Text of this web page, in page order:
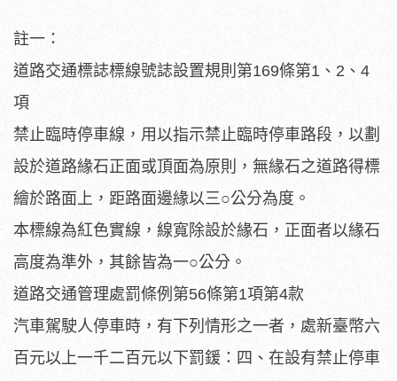
註一：
道路交通標誌標線號誌設置規則第169條第1、2、4
項
禁止臨時停車線，用以指示禁止臨時停車路段，以劃
設於道路緣石正面或頂面為原則，無緣石之道路得標
繪於路面上，距路面邊緣以三○公分為度。
本標線為紅色實線，線寬除設於緣石，正面者以緣石
高度為準外，其餘皆為一○公分。
道路交通管理處罰條例第56條第1項第4款
汽車駕駛人停車時，有下列情形之一者，處新臺幣六
百元以上一千二百元以下罰鍰：四、在設有禁止停車